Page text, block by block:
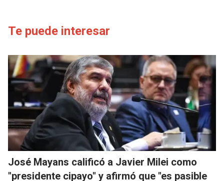
Te puede interesar
José Mayans calificó a Javier Milei como
"presidente cipayo" y afirmó que "es pasible